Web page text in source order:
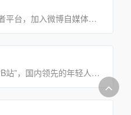
阿里旗下的微博创作者平台，加入微博自媒体，你就是品牌
被粉丝们亲切的称为“B站”，国内领先的年轻人文化社区